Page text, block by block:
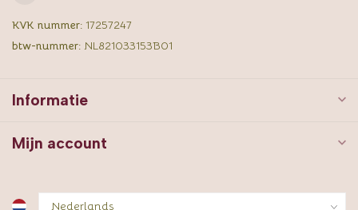
KVK nummer: 17257247
btw-nummer: NL821033153B01
Informatie
Mijn account